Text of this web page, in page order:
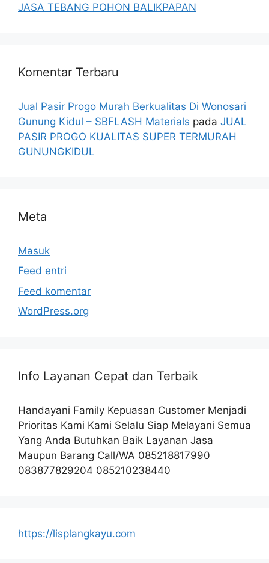
JASA TEBANG POHON BALIKPAPAN
Komentar Terbaru
Jual Pasir Progo Murah Berkualitas Di Wonosari
Gunung Kidul – SBFLASH Materials pada JUAL
PASIR PROGO KUALITAS SUPER TERMURAH
GUNUNGKIDUL
Meta
Masuk
Feed entri
Feed komentar
WordPress.org
Info Layanan Cepat dan Terbaik
Handayani Family Kepuasan Customer Menjadi
Prioritas Kami Kami Selalu Siap Melayani Semua
Yang Anda Butuhkan Baik Layanan Jasa
Maupun Barang Call/WA 085218817990
083877829204 085210238440
https://lisplangkayu.com